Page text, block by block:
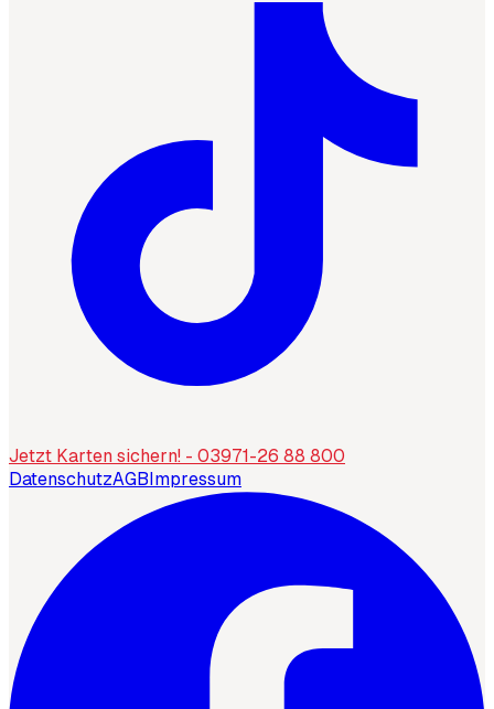
Jetzt Karten sichern! - 03971-26 88 800
DatenschutzAGBImpressum